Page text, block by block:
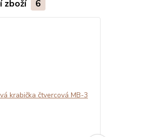
zboží 6